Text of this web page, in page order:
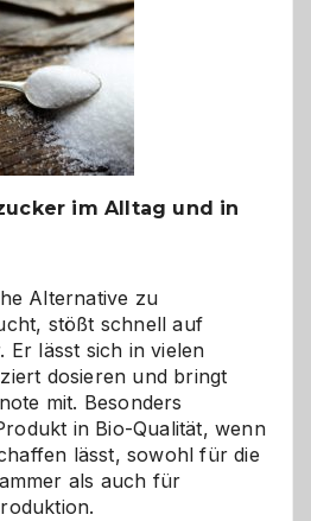
Freund
in
Gefahr
ist:
Brandschutz
für
Hunde
eigenen
im Alltag und in
Alternative zu
stößt schnell auf
Er lässt sich in vielen
dosieren und bringt
mit. Besonders
in Bio-Qualität, wenn
lässt, sowohl für die
als auch für